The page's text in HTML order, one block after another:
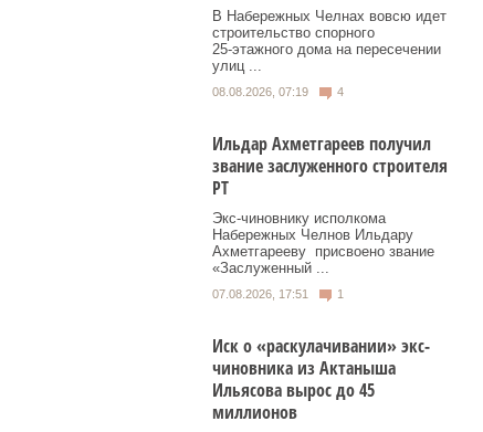
В Набережных Челнах вовсю идет
строительство спорного
25‑этажного дома на пересечении
улиц ...
08.08.2026, 07:19 4
Ильдар Ахметгареев получил
звание заслуженного строителя
РТ
Экс‑чиновнику исполкома
Набережных Челнов Ильдару
Ахметгарееву присвоено звание
«Заслуженный ...
07.08.2026, 17:51 1
Иск о «раскулачивании» экс-
чиновника из Актаныша
Ильясова вырос до 45
миллионов